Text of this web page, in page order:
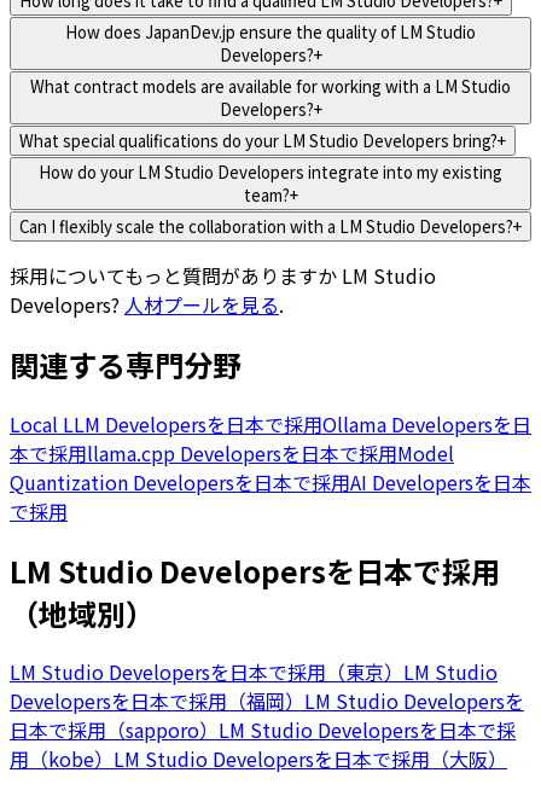
How does JapanDev.jp ensure the quality of LM Studio
Developers?+
What contract models are available for working with a LM Studio
Developers?+
What special qualifications do your LM Studio Developers bring?+
How do your LM Studio Developers integrate into my existing
team?+
Can I flexibly scale the collaboration with a LM Studio Developers?+
採用についてもっと質問がありますか LM Studio
Developers? 人材プールを見る.
関連する専門分野
Local LLM Developersを日本で採用Ollama Developersを日
本で採用llama.cpp Developersを日本で採用Model
Quantization Developersを日本で採用AI Developersを日本
で採用
LM Studio Developersを日本で採用
（地域別）
LM Studio Developersを日本で採用（東京） LM Studio
Developersを日本で採用（福岡） LM Studio Developersを
日本で採用（sapporo） LM Studio Developersを日本で採
用（kobe） LM Studio Developersを日本で採用（大阪）